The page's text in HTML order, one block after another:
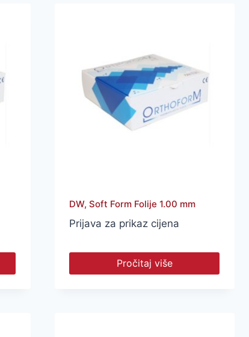
DW, Soft Form Folije 1.00 mm
Prijava za prikaz cijena
Pročitaj više